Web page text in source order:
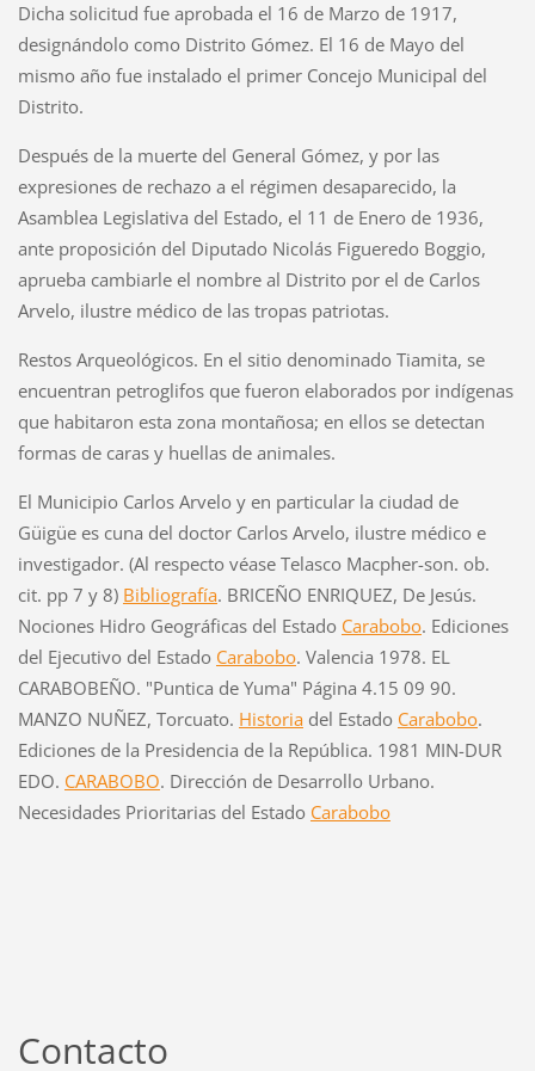
Dicha solicitud fue aprobada el 16 de Marzo de 1917,
designándolo como Distrito Gómez. El 16 de Mayo del
mismo año fue instalado el primer Concejo Municipal del
Distrito.
Después de la muerte del General Gómez, y por las
expresiones de rechazo a el régimen desaparecido, la
Asamblea Legislativa del Estado, el 11 de Enero de 1936,
ante proposición del Diputado Nicolás Figueredo Boggio,
aprueba cambiarle el nombre al Distrito por el de Carlos
Arvelo, ilustre médico de las tropas patriotas.
Restos Arqueológicos. En el sitio denominado Tiamita, se
encuentran petroglifos que fueron elaborados por indígenas
que habitaron esta zona montañosa; en ellos se detectan
formas de caras y huellas de animales.
El Municipio Carlos Arvelo y en particular la ciudad de
Güigüe es cuna del doctor Carlos Arvelo, ilustre médico e
investigador. (Al respecto véase Telasco Macpher-son. ob.
cit. pp 7 y 8) Bibliografía. BRICEÑO ENRIQUEZ, De Jesús.
Nociones Hidro Geográficas del Estado Carabobo. Ediciones
del Ejecutivo del Estado Carabobo. Valencia 1978. EL
CARABOBEÑO. "Puntica de Yuma" Página 4.15 09 90.
MANZO NUÑEZ, Torcuato. Historiadel Estado Carabobo.
Ediciones de la Presidencia de la República. 1981 MIN-DUR
EDO. CARABOBO. Dirección de Desarrollo Urbano.
Necesidades Prioritarias del Estado Carabobo
Contacto